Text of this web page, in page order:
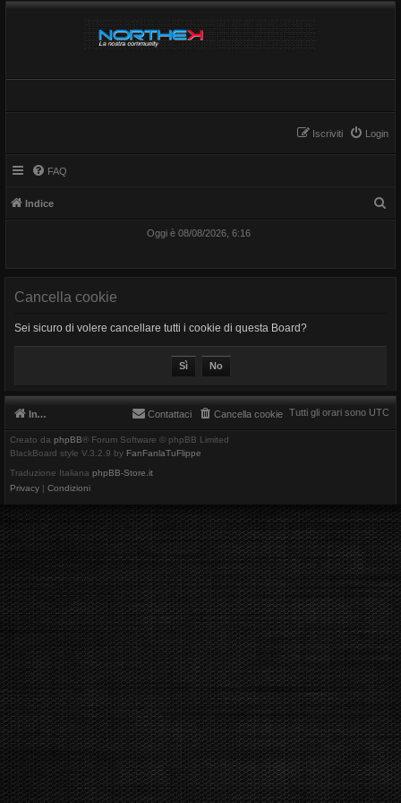
Login
Iscriviti
FAQ
Indice
Oggi è 08/08/2026, 6:16
Cancella cookie
Sei sicuro di volere cancellare tutti i cookie di questa Board?
Indice Tutti gli orari sono UTC
Cancella cookie
Contattaci
Creato da phpBB® Forum Software © phpBB Limited
BlackBoard style V.3.2.9 by FanFanlaTuFlippe
Traduzione Italiana phpBB-Store.it
Privacy | Condizioni